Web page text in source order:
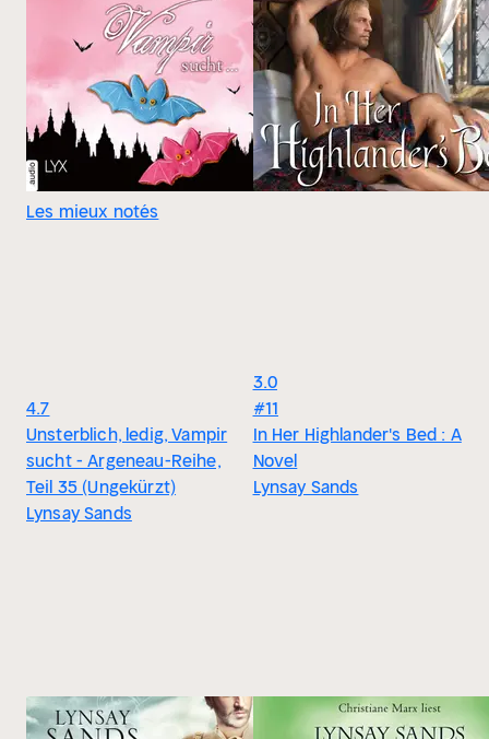
Les mieux notés
4.7
Unsterblich, ledig, Vampir
sucht - Argeneau-Reihe,
Teil 35 (Ungekürzt)
Lynsay Sands
3.0
#11
In Her Highlander's Bed : A
Novel
Lynsay Sands